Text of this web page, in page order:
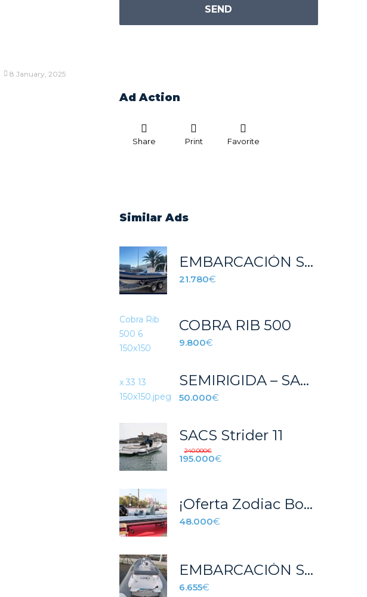
8 January, 2025
SEND
Ad Action
Share Print Favorite
Similar Ads
EMBARCACIÓN SEMIRRIGIDA AZURA 600 LUXURY
21.780€
COBRA RIB 500
9.800€
SEMIRIGIDA – SACS X 33 – EXCELLENTE ESTADO
50.000€
SACS Strider 11
240.000€
195.000€
¡Oferta Zodiac Bombard 700 explorer! Última Unidad
48.000€
EMBARCACIÓN SEMIRRIGIDA AZURA 390 GRIS
6.655€